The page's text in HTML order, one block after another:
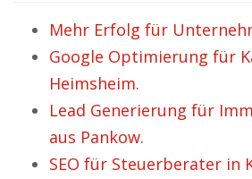
Mehr Erfolg für
Google Optimierung für
Heimsheim.
Lead Generierung für
aus Pankow.
SEO für Steuerberater in